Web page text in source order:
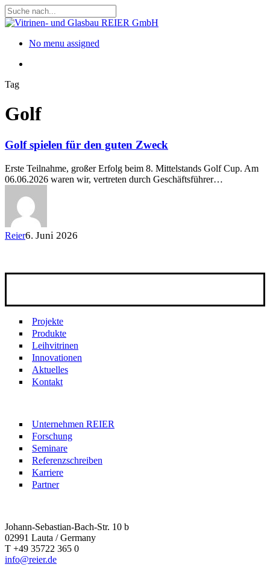
Skip
to
content
Close
Menu
No menu assigned
Tag
Golf
Golf spielen für den guten Zweck
Erste Teilnahme, großer Erfolg beim 8. Mittelstands Golf Cup. Am
06.06.2026 waren wir, vertreten durch Geschäftsführer…
Reier6. Juni 2026
Projekte
Produkte
Leihvitrinen
Innovationen
Aktuelles
Kontakt
Unternehmen REIER
Forschung
Seminare
Referenzschreiben
Karriere
Partner
Johann-Sebastian-Bach-Str. 10 b
02991 Lauta / Germany
T +49 35722 365 0
info@reier.de